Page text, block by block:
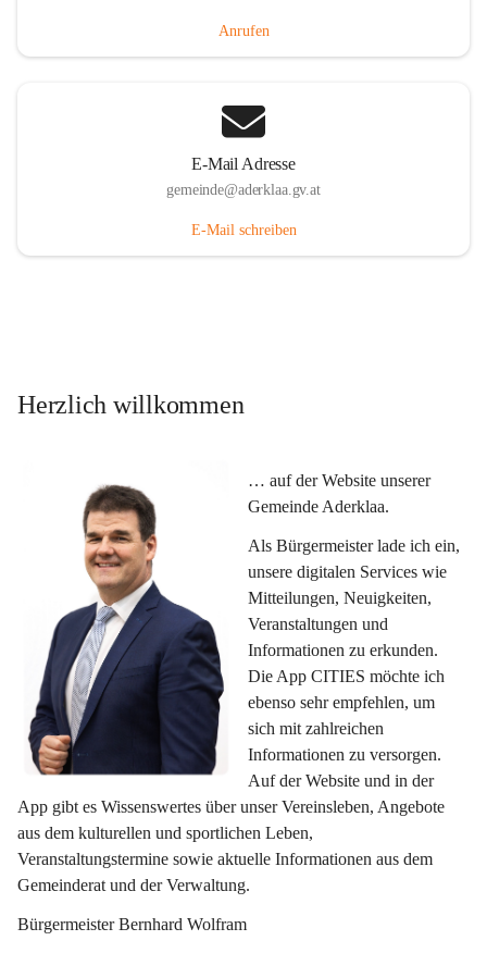
Anrufen
E-Mail Adresse
gemeinde@aderklaa.gv.at
E-Mail schreiben
Herzlich willkommen
… auf der Website unserer
Gemeinde Aderklaa.
Als Bürgermeister lade ich ein,
unsere digitalen Services wie
Mitteilungen, Neuigkeiten,
Veranstaltungen und
Informationen zu erkunden.
Die App CITIES möchte ich
ebenso sehr empfehlen, um
sich mit zahlreichen
Informationen zu versorgen.
Auf der Website und in der
App gibt es Wissenswertes über unser Vereinsleben, Angebote
aus dem kulturellen und sportlichen Leben,
Veranstaltungstermine sowie aktuelle Informationen aus dem
Gemeinderat und der Verwaltung.
Bürgermeister Bernhard Wolfram